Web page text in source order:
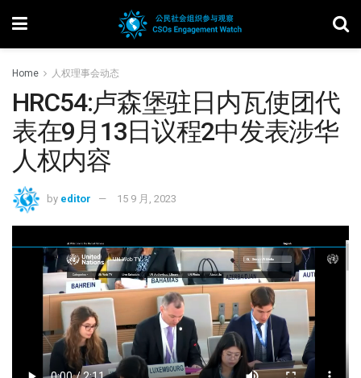
Home 人权理事会动态
HRC54:卢森堡驻日内瓦使团代
表在9月13日议程2中发表涉华
人权内容
by editor 15 9 月, 2023